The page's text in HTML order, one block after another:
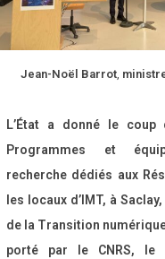
Jean-Noël Barrot,
L’État a donné le coup
Programmes et
recherche dédiés aux
les locaux d’IMT, à
de la Transition
porté par le CNRS, le